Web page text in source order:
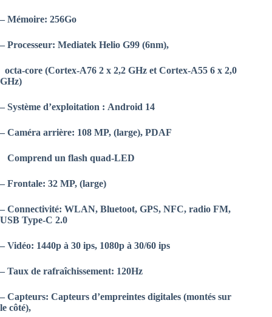
– Mémoire: 256Go
– Processeur: Mediatek Helio G99 (6nm),
octa-core (Cortex-A76 2 x 2,2 GHz et Cortex-A55 6 x 2,0
GHz)
– Système d’exploitation : Android 14
– Caméra arrière: 108 MP, (large), PDAF
Comprend un flash quad-LED
– Frontale: 32 MP, (large)
– Connectivité: WLAN, Bluetoot, GPS, NFC, radio FM,
USB Type-C 2.0
– Vidéo: 1440p à 30 ips, 1080p à 30/60 ips
– Taux de rafraîchissement: 120Hz
– Capteurs: Capteurs d’empreintes digitales (montés sur
le côté),